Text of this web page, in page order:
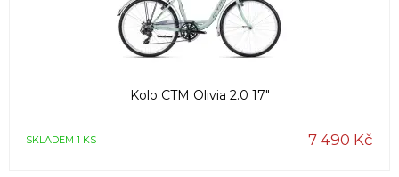
Kolo CTM Olivia 2.0 17"
SKLADEM 1 KS 7 490 Kč